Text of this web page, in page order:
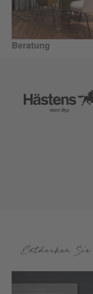
Beratung
Entdecken